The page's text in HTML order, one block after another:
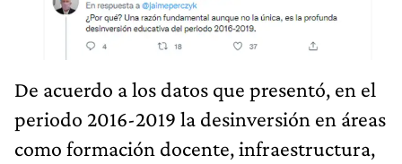
De acuerdo a los datos que presentó, en el
periodo 2016-2019 la desinversión en áreas
como formación docente, infraestructura,